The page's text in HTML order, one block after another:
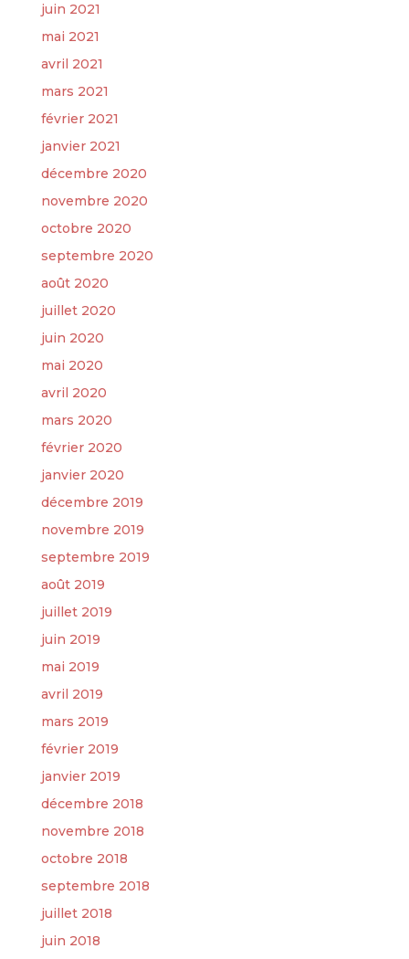
juin 2021
mai 2021
avril 2021
mars 2021
février 2021
janvier 2021
décembre 2020
novembre 2020
octobre 2020
septembre 2020
août 2020
juillet 2020
juin 2020
mai 2020
avril 2020
mars 2020
février 2020
janvier 2020
décembre 2019
novembre 2019
septembre 2019
août 2019
juillet 2019
juin 2019
mai 2019
avril 2019
mars 2019
février 2019
janvier 2019
décembre 2018
novembre 2018
octobre 2018
septembre 2018
juillet 2018
juin 2018